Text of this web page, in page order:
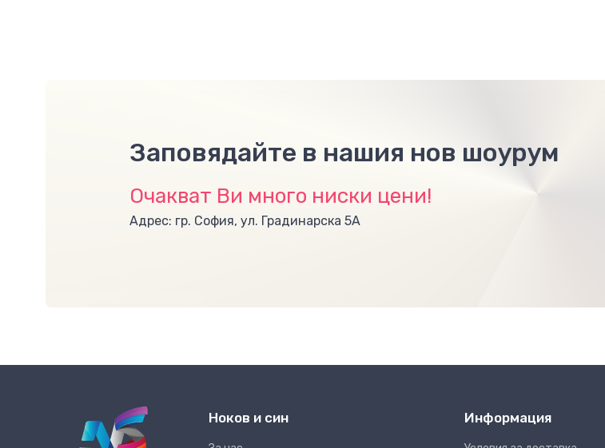
Заповядайте в нашия нов шоурум
Очакват Ви много ниски цени!
Адрес: гр. София, ул. Градинарска 5А
Ноков и син Информация